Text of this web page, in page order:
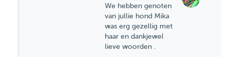
We hebben genoten
van jullie hond Mika
was erg gezellig met
haar en dankjewel
lieve woorden .